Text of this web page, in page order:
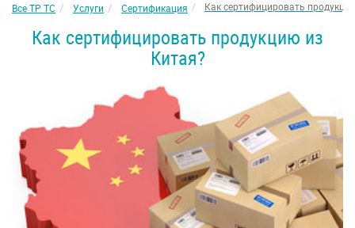
Все ТР ТС Услуги Сертификация Как сертифицировать
Как сертифицировать продукцию из
Китая?